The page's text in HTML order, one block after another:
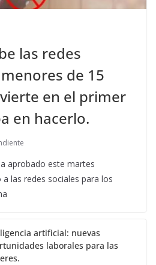
las redes
de 15
en el primer
en hacerlo.
aprobado este martes
las redes sociales para los
artificial: nuevas
laborales para las